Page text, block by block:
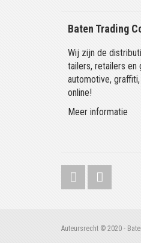
Baten Trading
Wij zijn de
tailers, retailers en
automotive,
online!
Meer informatie
Auteursrecht © 2020 -